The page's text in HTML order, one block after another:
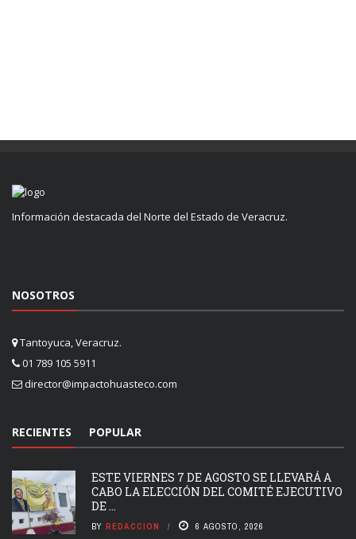
Información destacada del Norte del Estado de Veracruz.
NOSOTROS
Tantoyuca, Veracruz.
01 789 105 5911
director@impactohuasteco.com
RECIENTES POPULAR
ESTE VIERNES 7 DE AGOSTO SE LLEVARÁ A
CABO LA ELECCIÓN DEL COMITÉ EJECUTIVO
DE ...
BY REDACCION 6 AGOSTO, 2026